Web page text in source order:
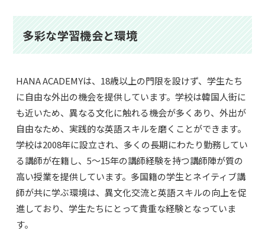
多彩な学習機会と環境
HANA ACADEMYは、18歳以上の門限を設けず、学生たち
に自由な外出の機会を提供しています。学校は韓国人街に
も近いため、異なる文化に触れる機会が多くあり、外出が
自由なため、実践的な英語スキルを磨くことができます。
学校は2008年に設立され、多くの長期にわたり勤務してい
る講師が在籍し、5〜15年の講師経験を持つ講師陣が質の
高い授業を提供しています。多国籍の学生とネイティブ講
師が共に学ぶ環境は、異文化交流と英語スキルの向上を促
進しており、学生たちにとって貴重な経験となっていま
す。